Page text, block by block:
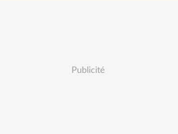
Publicité